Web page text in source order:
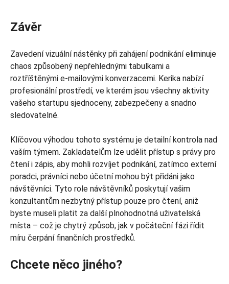
Závěr
Zavedení vizuální nástěnky při zahájení podnikání eliminuje
chaos způsobený nepřehlednými tabulkami a
roztříštěnými e-mailovými konverzacemi. Kerika nabízí
profesionální prostředí, ve kterém jsou všechny aktivity
vašeho startupu sjednoceny, zabezpečeny a snadno
sledovatelné.
Klíčovou výhodou tohoto systému je detailní kontrola nad
vaším týmem. Zakladatelům lze udělit přístup s právy pro
čtení i zápis, aby mohli rozvíjet podnikání, zatímco externí
poradci, právníci nebo účetní mohou být přidáni jako
návštěvníci. Tyto role návštěvníků poskytují vašim
konzultantům nezbytný přístup pouze pro čtení, aniž
byste museli platit za další plnohodnotná uživatelská
místa – což je chytrý způsob, jak v počáteční fázi řídit
míru čerpání finančních prostředků.
Chcete něco jiného?